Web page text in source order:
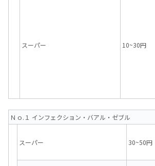
スーパー 10~30円
Ｎｏ.１ インフェクション・バアル・ゼブル
スーパー 30~50円